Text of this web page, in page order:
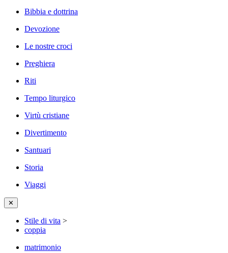
Bibbia e dottrina
Devozione
Le nostre croci
Preghiera
Riti
Tempo liturgico
Virtù cristiane
Divertimento
Santuari
Storia
Viaggi
✕
Stile di vita >
coppia
matrimonio